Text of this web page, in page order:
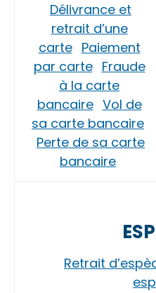
Délivrance et
retrait d’une
carte Paiement
par carte Fraude
à la carte
bancaire Vol de
sa carte bancaire
Perte de sa carte
bancaire
Retrait